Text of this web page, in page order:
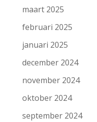
maart 2025
februari 2025
januari 2025
december 2024
november 2024
oktober 2024
september 2024